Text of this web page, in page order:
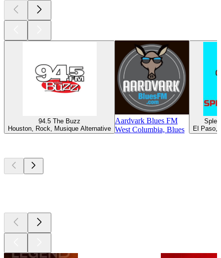
94.5 The Buzz
Houston, Rock, Musique Alternative
Aardvark Blues FM
West Columbia, Blues
El Paso,